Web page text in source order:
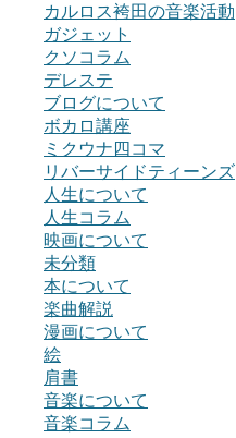
カルロス袴田の音楽活動
ガジェット
クソコラム
デレステ
ブログについて
ボカロ講座
ミクウナ四コマ
リバーサイドティーンズ
人生について
人生コラム
映画について
未分類
本について
楽曲解説
漫画について
絵
肩書
音楽について
音楽コラム